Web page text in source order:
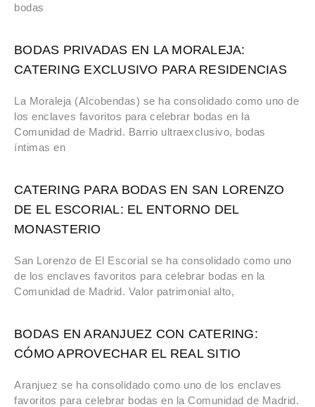
bodas
BODAS PRIVADAS EN LA MORALEJA:
CATERING EXCLUSIVO PARA RESIDENCIAS
La Moraleja (Alcobendas) se ha consolidado como uno de
los enclaves favoritos para celebrar bodas en la
Comunidad de Madrid. Barrio ultraexclusivo, bodas
íntimas en
CATERING PARA BODAS EN SAN LORENZO
DE EL ESCORIAL: EL ENTORNO DEL
MONASTERIO
San Lorenzo de El Escorial se ha consolidado como uno
de los enclaves favoritos para celebrar bodas en la
Comunidad de Madrid. Valor patrimonial alto,
BODAS EN ARANJUEZ CON CATERING:
CÓMO APROVECHAR EL REAL SITIO
Aranjuez se ha consolidado como uno de los enclaves
favoritos para celebrar bodas en la Comunidad de Madrid.